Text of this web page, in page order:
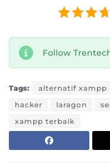
Follow
Tags: alternatif xampp
hacker
laragon
xampp terbaik